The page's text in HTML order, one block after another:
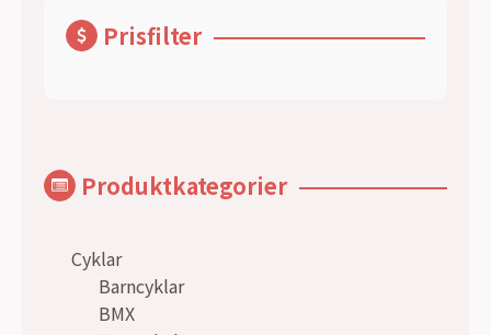
Prisfilter
Produktkategorier
Cyklar
Barncyklar
BMX